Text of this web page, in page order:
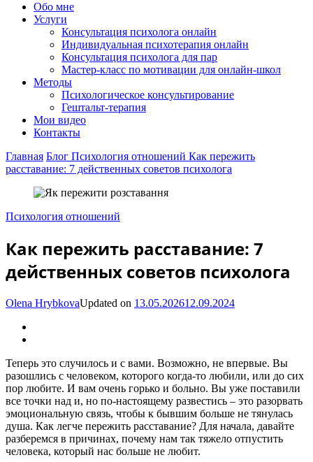
Обо мне
Услуги
Консультация психолога онлайн
Индивидуальная психотерапия онлайн
Консультация психолога для пар
Мастер-класс по мотивации для онлайн-школ
Методы
Психологическое консультирование
Гештальт-терапия
Мои видео
Контакты
Главная Блог Психология отношений Как пережить
расставание: 7 действенных советов психолога
Психология отношений
Как пережить расставание: 7
действенных советов психолога
Olena HrybkovaUpdated on 13.05.202612.09.2024
Теперь это случилось и с вами. Возможно, не впервые. Вы
разошлись с человеком, которого когда-то любили, или до сих
пор любите. И вам очень горько и больно. Вы уже поставили
все точки над и, но по-настоящему развестись – это разорвать
эмоциональную связь, чтобы к бывшим больше не тянулась
душа. Как легче пережить расставание? Для начала, давайте
разберемся в причинах, почему нам так тяжело отпустить
человека, который нас больше не любит.